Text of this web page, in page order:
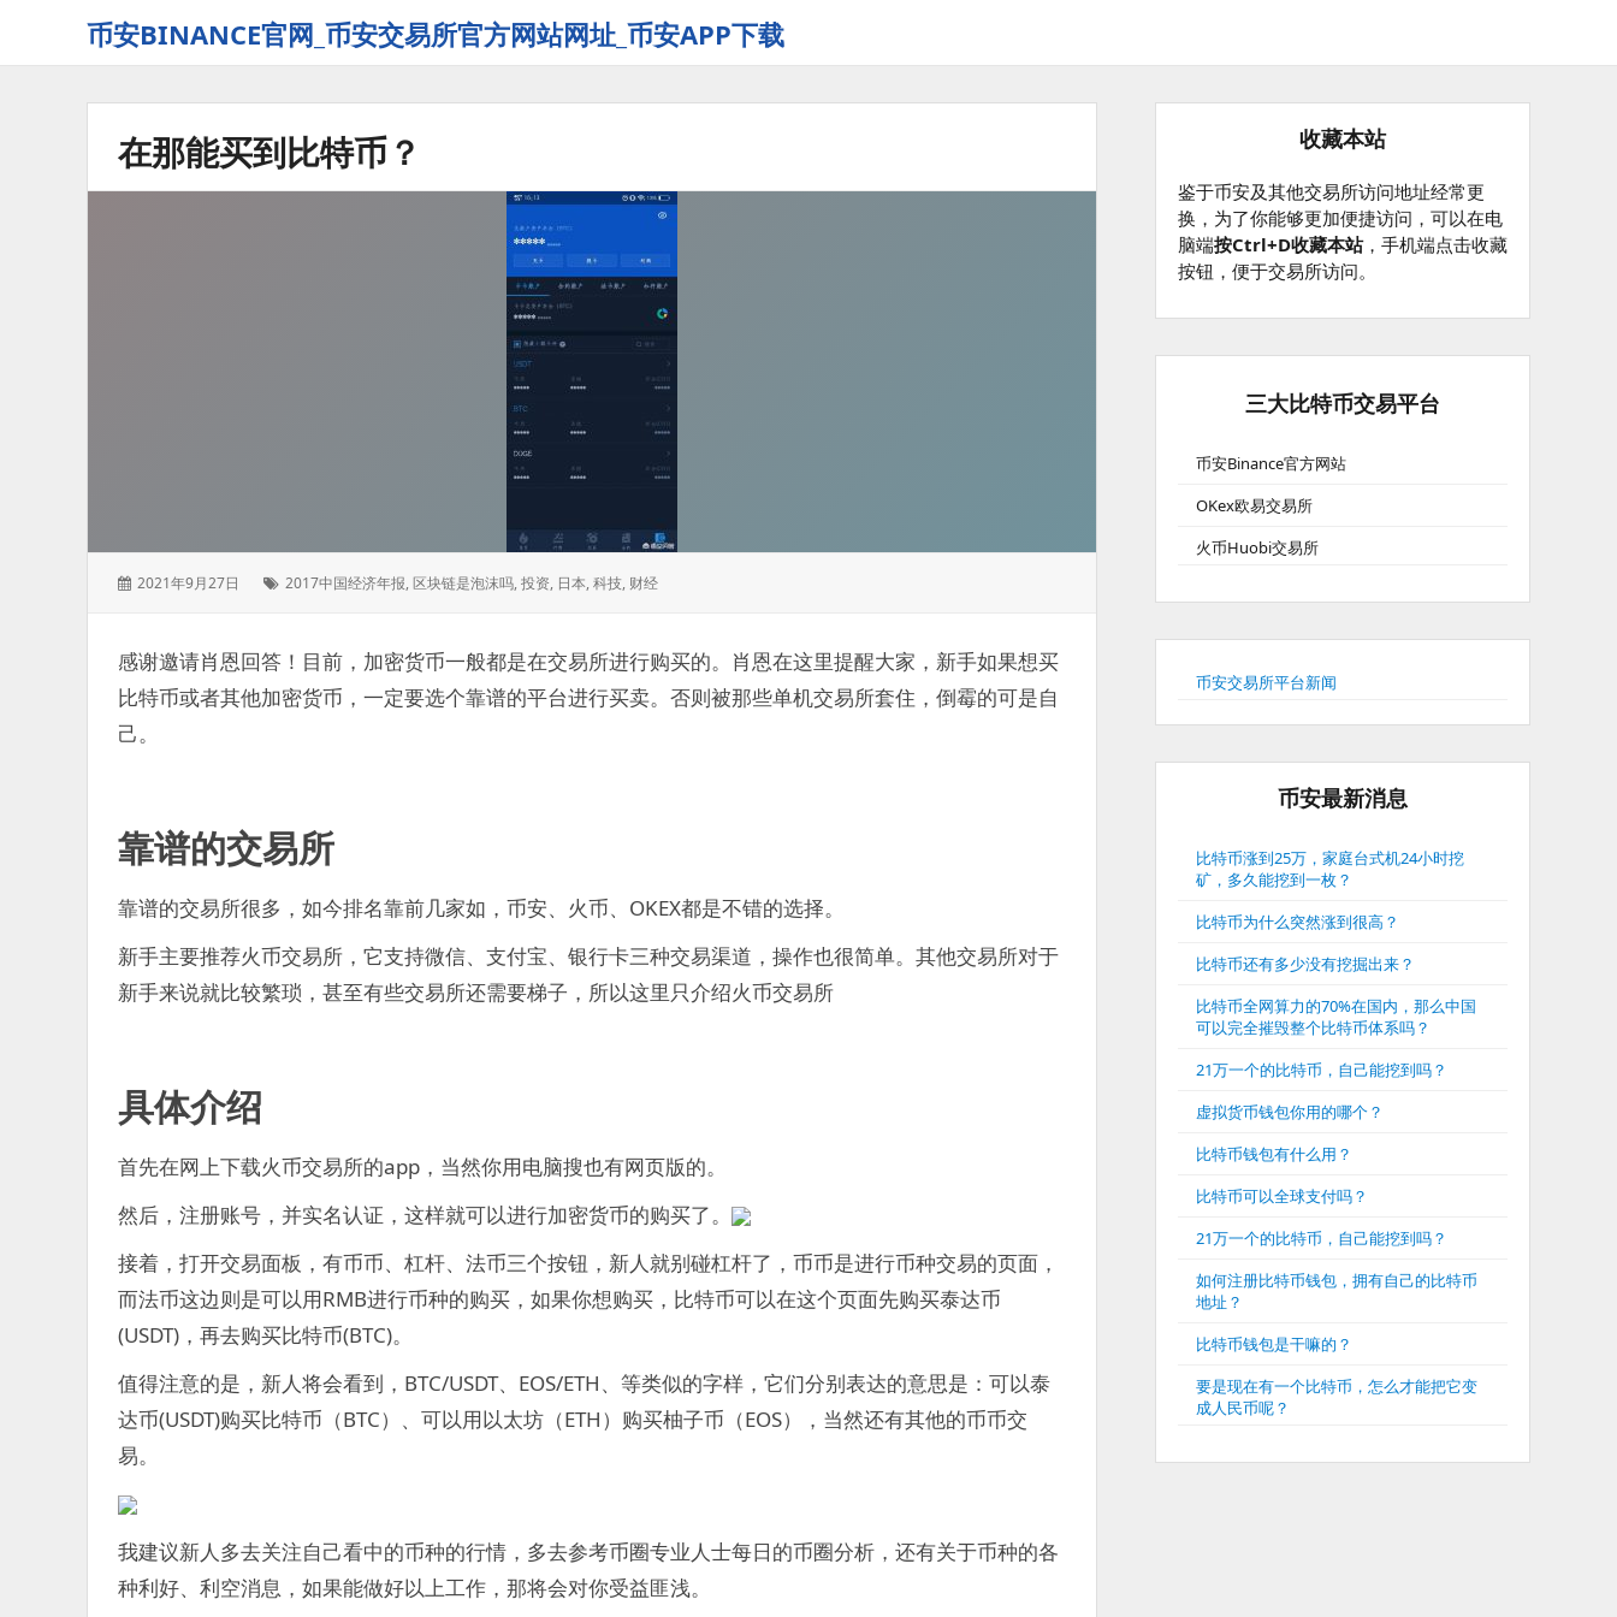
币安BINANCE官网_币安交易所官方网站网址_币安APP下载
在那能买到比特币？
发
2021年9月27日
标
2017中国经济年报,区块链是泡沫吗,投资, 日本,科技, 财经
感谢邀请肖恩回答！目前，加密货币一般都是在交易所进行购买的。肖恩在这里提醒大家，新手如果想买
比特币或者其他加密货币，一定要选个靠谱的平台进行买卖。否则被那些单机交易所套住，倒霉的可是自
己。
靠谱的交易所
靠谱的交易所很多，如今排名靠前几家如，币安、火币、OKEX都是不错的选择。
新手主要推荐火币交易所，它支持微信、支付宝、银行卡三种交易渠道，操作也很简单。其他交易所对于
新手来说就比较繁琐，甚至有些交易所还需要梯子，所以这里只介绍火币交易所
具体介绍
首先在网上下载火币交易所的app，当然你用电脑搜也有网页版的。
然后，注册账号，并实名认证，这样就可以进行加密货币的购买了。
接着，打开交易面板，有币币、杠杆、法币三个按钮，新人就别碰杠杆了，币币是进行币种交易的页面，
而法币这边则是可以用RMB进行币种的购买，如果你想购买，比特币可以在这个页面先购买泰达币
(USDT)，再去购买比特币(BTC)。
值得注意的是，新人将会看到，BTC/USDT、EOS/ETH、等类似的字样，它们分别表达的意思是：可以泰
达币(USDT)购买比特币（BTC）、可以用以太坊（ETH）购买柚子币（EOS），当然还有其他的币币交
易。
我建议新人多去关注自己看中的币种的行情，多去参考币圈专业人士每日的币圈分析，还有关于币种的各
种利好、利空消息，如果能做好以上工作，那将会对你受益匪浅。
收藏本站
鉴于币安及其他交易所访问地址经常更
换，为了你能够更加便捷访问，可以在电
脑端按Ctrl+D收藏本站，手机端点击收藏
按钮，便于交易所访问。
三大比特币交易平台
币安Binance官方网站
OKex欧易交易所
火币Huobi交易所
币安交易所平台新闻
币安最新消息
比特币涨到25万，家庭台式机24小时挖
矿，多久能挖到一枚？
比特币为什么突然涨到很高？
比特币还有多少没有挖掘出来？
比特币全网算力的70%在国内，那么中国
可以完全摧毁整个比特币体系吗？
21万一个的比特币，自己能挖到吗？
虚拟货币钱包你用的哪个？
比特币钱包有什么用？
比特币可以全球支付吗？
21万一个的比特币，自己能挖到吗？
如何注册比特币钱包，拥有自己的比特币
地址？
比特币钱包是干嘛的？
要是现在有一个比特币，怎么才能把它变
成人民币呢？